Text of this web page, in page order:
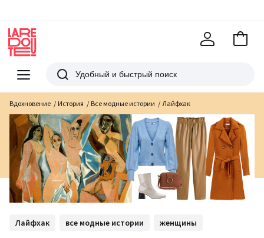
Меню
Redoute
Поиск
В
Вдохновение История Все модные истории Лайфхак
Лайфхак все модные истории женщины